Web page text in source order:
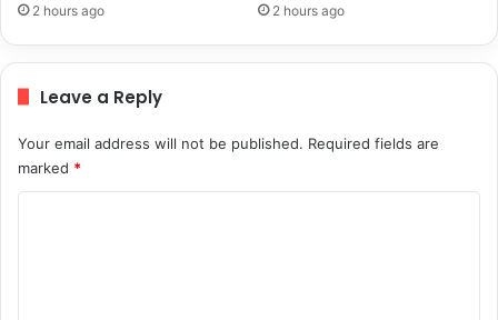
2 hours ago 2 hours ago
Leave a Reply
Your email address will not be published. Required fields are
marked *